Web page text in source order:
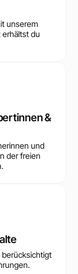
unserem
erhältst du
&
und
der freien
berücksichtigt